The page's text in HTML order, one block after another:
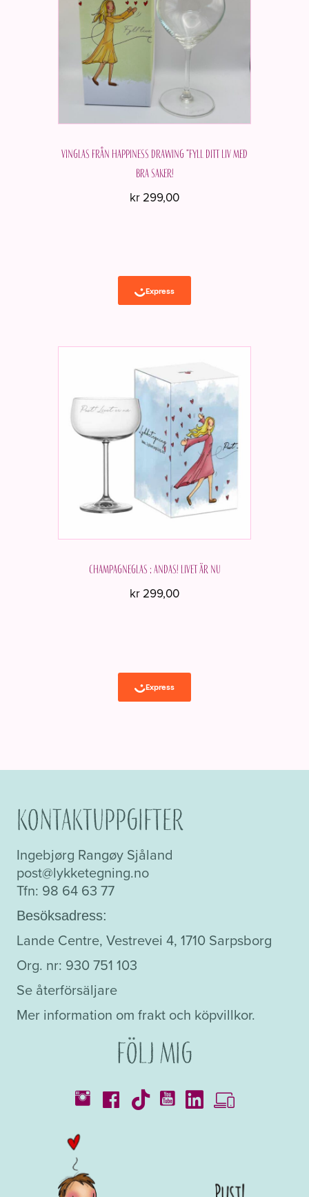
Vinglas från Happiness Drawing "Fyll ditt liv med
bra saker!
kr 299,00
Champagneglas ; Andas! Livet är nu
kr 299,00
Kontaktuppgifter
Ingebjørg Rangøy Sjåland
post@lykketegning.no
Tfn: 98 64 63 77
Besöksadress:
Lande Centre, Vestrevei 4, 1710 Sarpsborg
Org. nr: 930 751 103
Se återförsäljare
Mer information om frakt och köpvillkor.
Följ mig
Kataloger